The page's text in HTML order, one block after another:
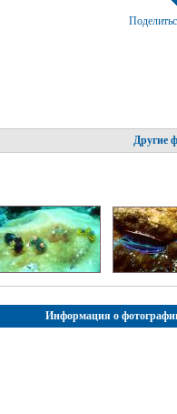
Другие
Информация о